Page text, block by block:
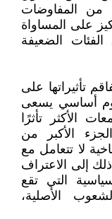
من المفاوضات
على المساواة
الضعيفة
تأثيراتها على
أساسي يسعى
الأكثر تأثرًا
الأكبر من
لا تتعامل مع
إلى الاعتراف
التي تقع
الأصلية،